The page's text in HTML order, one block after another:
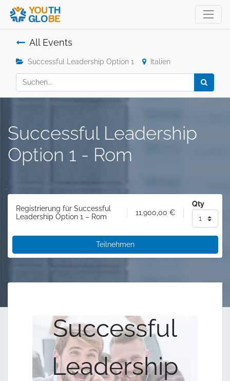
All Events
Successful Leadership Option 1 Italien
Successful Leadership
Option 1 - Rom
Registrierung für Successful
Leadership Option 1 – Rom
11.900,00 €
Qty
Teilnehmen
Successful
Leadership